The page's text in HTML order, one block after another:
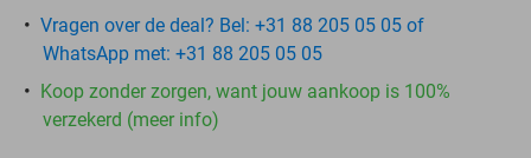
Vragen over de deal? Bel: +31 88 205 05 05 of
WhatsApp met: +31 88 205 05 05
Koop zonder zorgen, want jouw aankoop is 100%
verzekerd (meer info)